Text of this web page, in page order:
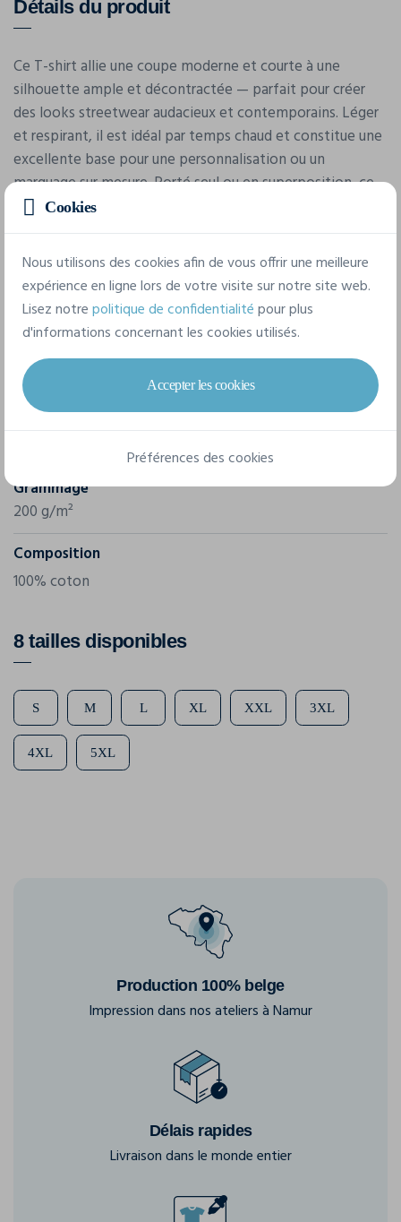
Détails du produit
Ce T-shirt allie une coupe moderne et courte à une
silhouette ample et décontractée — parfait pour créer
des looks streetwear audacieux et contemporains. Léger
et respirant, il est idéal par temps chaud et constitue une
excellente base pour une personnalisation ou un
marquage sur mesure. Porté seul ou en superposition, ce
t-shirt est une pièce incontournable pour des tenues
tendance et sans effort.
Caractéristiques
Marque
Build Your Brand
Grammage
200 g/m²
Composition
100% coton
8 tailles disponibles
S M L XL XXL 3XL
4XL 5XL
Production 100% belge
Impression dans nos ateliers à Namur
Délais rapides
Livraison dans le monde entier
Cookies
Nous utilisons des cookies afin de vous offrir une meilleure
expérience en ligne lors de votre visite sur notre site web.
Lisez notrepolitique de confidentialitépour plus
d'informations concernant les cookies utilisés.
Accepter les cookies
Préférences des cookies